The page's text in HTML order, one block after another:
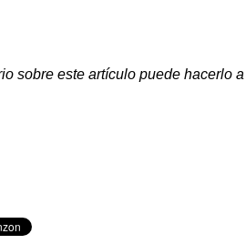
sobre este artículo puede hacerlo a